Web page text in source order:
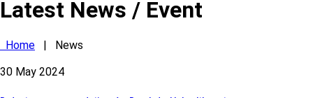
Latest News / Event
Home |
News
30 May 2024